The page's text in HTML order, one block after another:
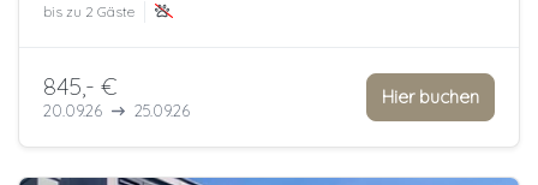
bis zu 2 Gäste
845,- €
20.09.26 25.09.26
Hier buchen